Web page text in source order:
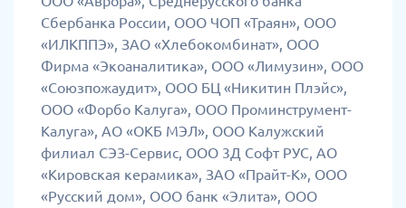
Сбербанка России, ООО ЧОП «Траян», ООО
«ИЛКППЭ», ЗАО «Хлебокомбинат», ООО
Фирма «Экоаналитика», ООО «Лимузин», ООО
«Союзпожаудит», ООО БЦ «Никитин Плэйс»,
ООО «Форбо Калуга», ООО Проминструмент-
Калуга», АО «ОКБ МЭЛ», ООО Калужский
филиал СЭЗ-Сервис, ООО 3Д Софт РУС, АО
«Кировская керамика», ЗАО «Прайт-К», ООО
«Русский дом», ООО банк «Элита», ООО